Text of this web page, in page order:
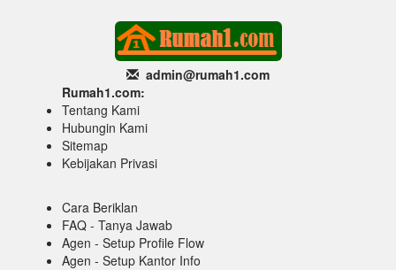
admin@rumah1.com
Rumah1.com:
Tentang Kami
Hubungin Kami
Sitemap
Kebijakan Privasi
Cara Beriklan
FAQ - Tanya Jawab
Agen - Setup Profile Flow
Agen - Setup Kantor Info